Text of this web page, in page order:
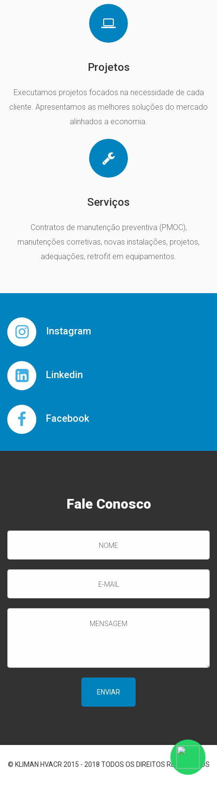
Projetos
Executamos projetos focados na necessidade de cada
cliente. Apresentamos as melhores soluções do mercado
alinhados a economia.
Serviços
Contratos de manutenção preventiva (PMOC),
manutenções corretivas, novas instalações, projetos,
adequações, retrofit em equipamentos.
Instagram
Linkedin
Facebook
Fale Conosco
© KLIMAN HVACR 2015 - 2018 TODOS OS DIREITOS RESERVADOS